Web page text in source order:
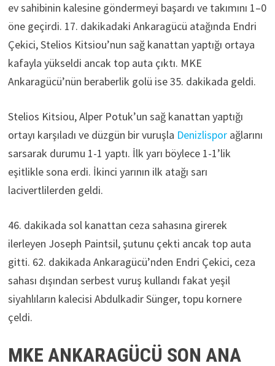
ev sahibinin kalesine göndermeyi başardı ve takımını 1–0
öne geçirdi. 17. dakikadaki Ankaragücü atağında Endri
Çekici, Stelios Kitsiou’nun sağ kanattan yaptığı ortaya
kafayla yükseldi ancak top auta çıktı. MKE
Ankaragücü’nün beraberlik golü ise 35. dakikada geldi.
Stelios Kitsiou, Alper Potuk’un sağ kanattan yaptığı
ortayı karşıladı ve düzgün bir vuruşla Denizlispor ağlarını
sarsarak durumu 1-1 yaptı. İlk yarı böylece 1-1’lik
eşitlikle sona erdi. İkinci yarının ilk atağı sarı
lacivertlilerden geldi.
46. dakikada sol kanattan ceza sahasına girerek
ilerleyen Joseph Paintsil, şutunu çekti ancak top auta
gitti. 62. dakikada Ankaragücü’nden Endri Çekici, ceza
sahası dışından serbest vuruş kullandı fakat yeşil
siyahlıların kalecisi Abdulkadir Sünger, topu kornere
çeldi.
MKE ANKARAGÜCÜ SON ANA